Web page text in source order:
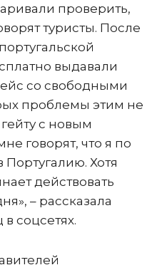
проверить,
туристы. После
выдавали
со свободными
проблемы этим не
с новым
говорят, что я по
Португалию. Хотя
действовать
– рассказала
соцсетях.